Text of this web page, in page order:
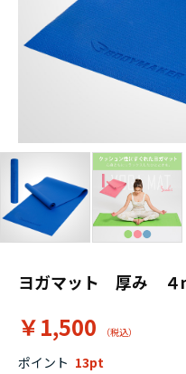
ヨガマット 厚み ４
￥1,500
ポイント 13